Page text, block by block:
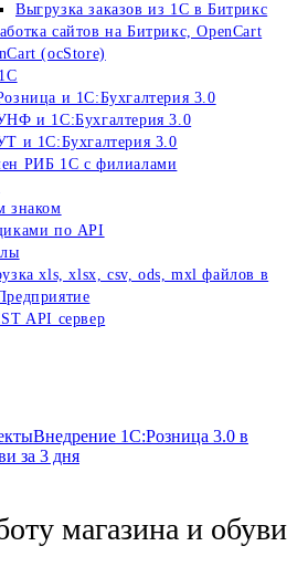
Выгрузка заказов из 1С в Битрикс
сайтов на Битрикс, OpenСart
(ocStore)
и 1С:Бухгалтерия 3.0
и 1С:Бухгалтерия 3.0
и 1С:Бухгалтерия 3.0
РИБ 1С с филиалами
знаком
по API
xls, xlsx, csv, ods, mxl файлов в
API сервер
Внедрение 1С:Розница 3.0 в
за 3 дня
магазина и обуви